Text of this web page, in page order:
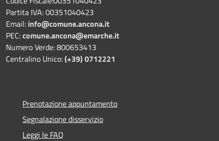
Partita IVA: 00351040423
Email: info@comune.ancona.it
PEC:comune.ancona@emarche.it
Numero Verde: 800653413
Centralino Unico:(+39) 0712221
Prenotazione appuntamento
Segnalazione disservizio
Leggi le FAQ